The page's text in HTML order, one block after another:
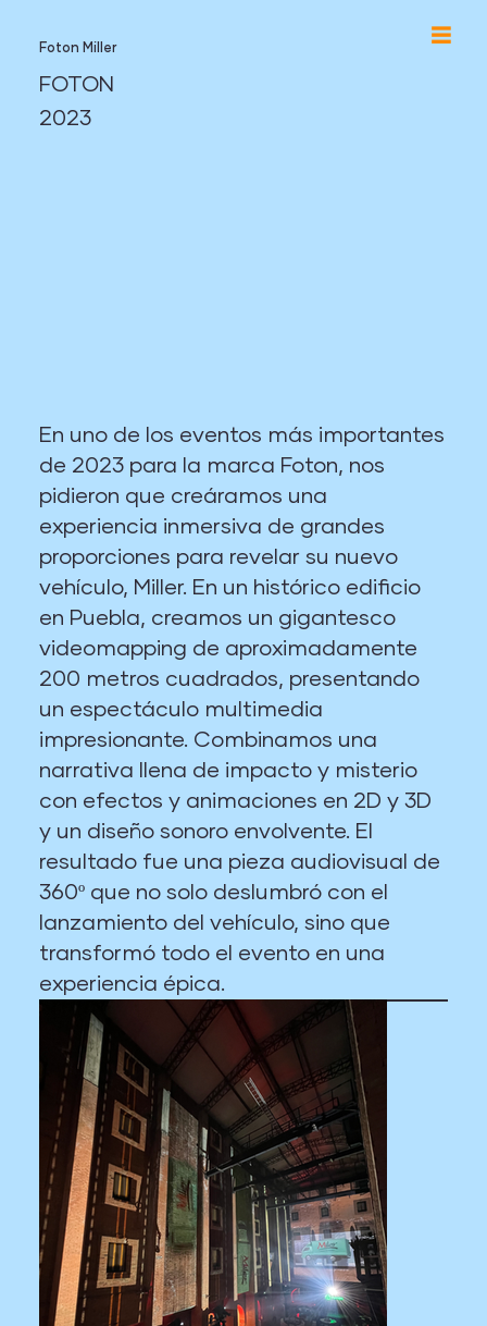
Foton Miller
FOTON
2023
En uno de los eventos más importantes
de 2023 para la marca Foton, nos
pidieron que creáramos una
experiencia inmersiva de grandes
proporciones para revelar su nuevo
vehículo, Miller. En un histórico edificio
en Puebla, creamos un gigantesco
videomapping de aproximadamente
200 metros cuadrados, presentando
un espectáculo multimedia
impresionante. Combinamos una
narrativa llena de impacto y misterio
con efectos y animaciones en 2D y 3D
y un diseño sonoro envolvente. El
resultado fue una pieza audiovisual de
360º que no solo deslumbró con el
lanzamiento del vehículo, sino que
transformó todo el evento en una
experiencia épica.
Next Item
Previous Item